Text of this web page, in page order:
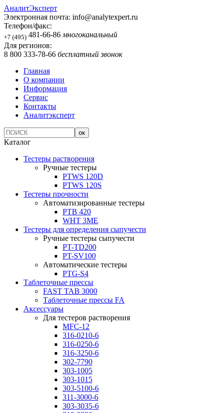
АналитЭксперт
Электронная почта: info@analytexpert.ru
Телефон/факс:
+7 (495) 481-66-86 многоканальный
Для регионов:
8 800 333-78-66 бесплатный звонок
Главная
О компании
Информация
Сервис
Контакты
Аналитэксперт
Каталог
Тестеры растворения
Ручные тестеры
PTWS 120D
PTWS 120S
Тестеры прочности
Автоматизированные тестеры
PTB 420
WHT 3ME
Тестеры для определения сыпучести
Ручные тестеры сыпучести
PT-TD200
PT-SV100
Автоматические тестеры
PTG-S4
Таблеточные прессы
FAST TAB 3000
Таблеточные прессы FA
Аксессуары
Для тестеров растворения
MFC-12
316-0210-6
316-0250-6
316-3250-6
302-7790
303-1005
303-1015
303-5100-6
311-3000-6
303-3035-6